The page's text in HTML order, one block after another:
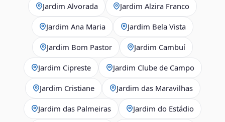
Jardim Alvorada Jardim Alzira Franco
Jardim Ana Maria Jardim Bela Vista
Jardim Bom Pastor Jardim Cambuí
Jardim Cipreste Jardim Clube de Campo
Jardim Cristiane Jardim das Maravilhas
Jardim das Palmeiras Jardim do Estádio